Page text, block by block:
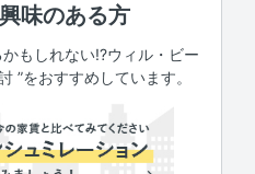
味のある方
もしれない!?ウィル・ビー
”をおすすめしています。